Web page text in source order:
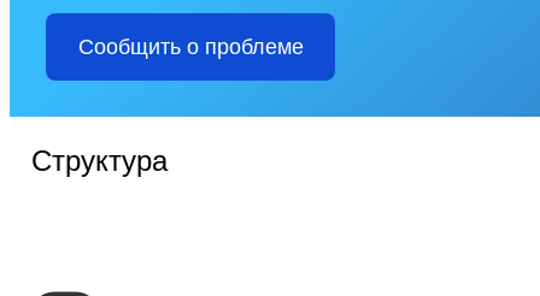
Сообщить о проблеме
Структура